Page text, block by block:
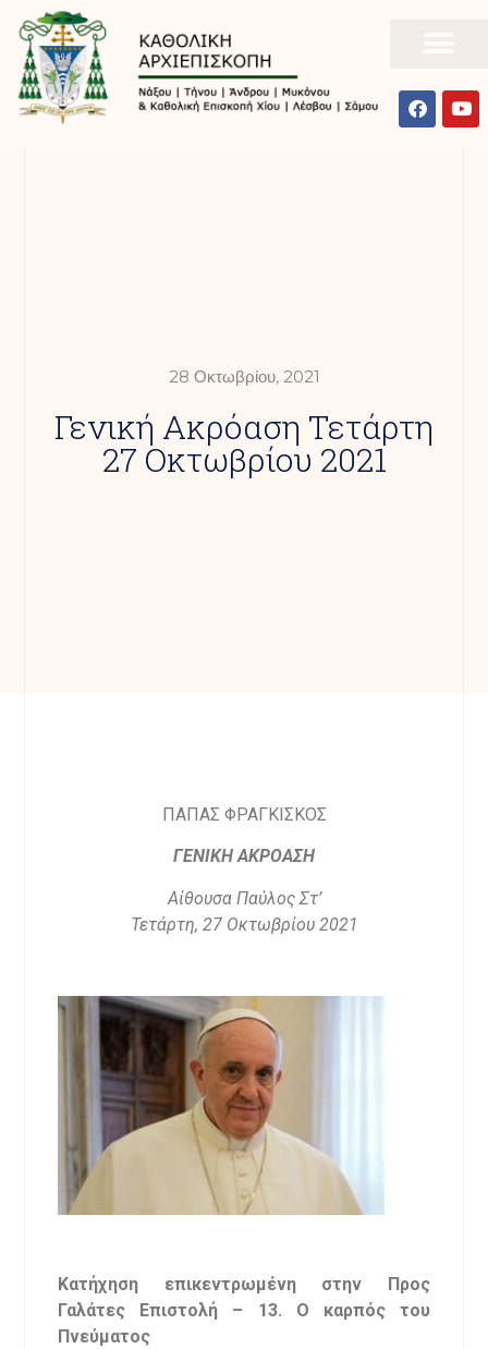
28 Οκτωβρίου, 2021
Γενική Ακρόαση Τετάρτη
27 Οκτωβρίου 2021
ΠΑΠΑΣ ΦΡΑΓΚΙΣΚΟΣ
ΓΕΝΙΚΗ ΑΚΡΟΑΣΗ
Αίθουσα Παύλος Στ’
Τετάρτη, 27 Οκτωβρίου 2021
Κατήχηση επικεντρωμένη στην Προς
Γαλάτες Επιστολή – 13. Ο καρπός του
Πνεύματος